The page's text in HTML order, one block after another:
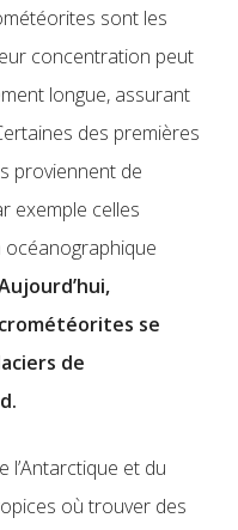
sont les
concentration peut
longue, assurant
des premières
proviennent de
exemple celles
océanographique
se
de
l’Antarctique et du
où trouver des